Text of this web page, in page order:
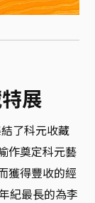
展
了科元收藏
作奠定科元藝
獲得豐收的經
紀最長的為李